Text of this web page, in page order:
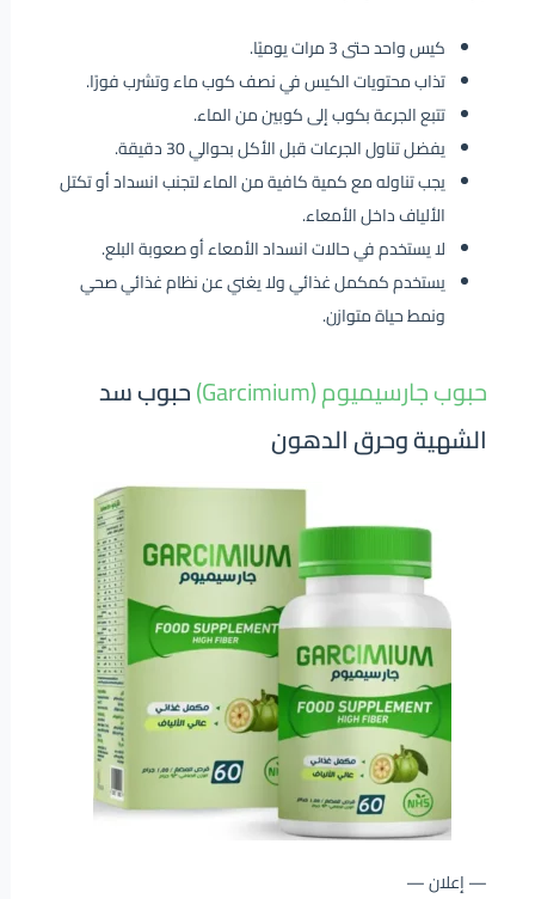
كيس واحد حتى 3 مرات يوميًا.
تذاب محتويات الكيس في نصف كوب ماء وتشرب فورًا.
تتبع الجرعة بكوب إلى كوبين من الماء.
يفضل تناول الجرعات قبل الأكل بحوالي 30 دقيقة.
يجب تناوله مع كمية كافية من الماء لتجنب انسداد أو تكتل
الألياف داخل الأمعاء.
لا يستخدم في حالات انسداد الأمعاء أو صعوبة البلع.
يستخدم كمكمل غذائي ولا يغني عن نظام غذائي صحي
ونمط حياة متوازن.
حبوب جارسيميوم (Garcimium)
حبوب سد
الشهية وحرق الدهون
— إعلان —